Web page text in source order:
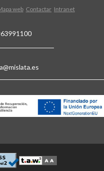
web Contactar Intranet